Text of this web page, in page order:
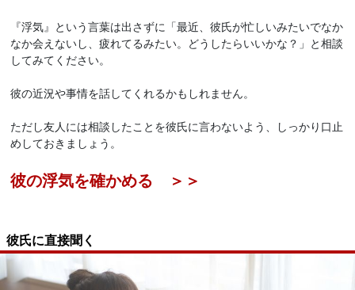
『浮気』という言葉は出さずに「最近、彼氏が忙しいみたいでなか
なか会えないし、疲れてるみたい。どうしたらいいかな？」と相談
してみてください。
彼の近況や事情を話してくれるかもしれません。
ただし友人には相談したことを彼氏に言わないよう、しっかり口止
めしておきましょう。
彼の浮気を確かめる ＞＞
彼氏に直接聞く